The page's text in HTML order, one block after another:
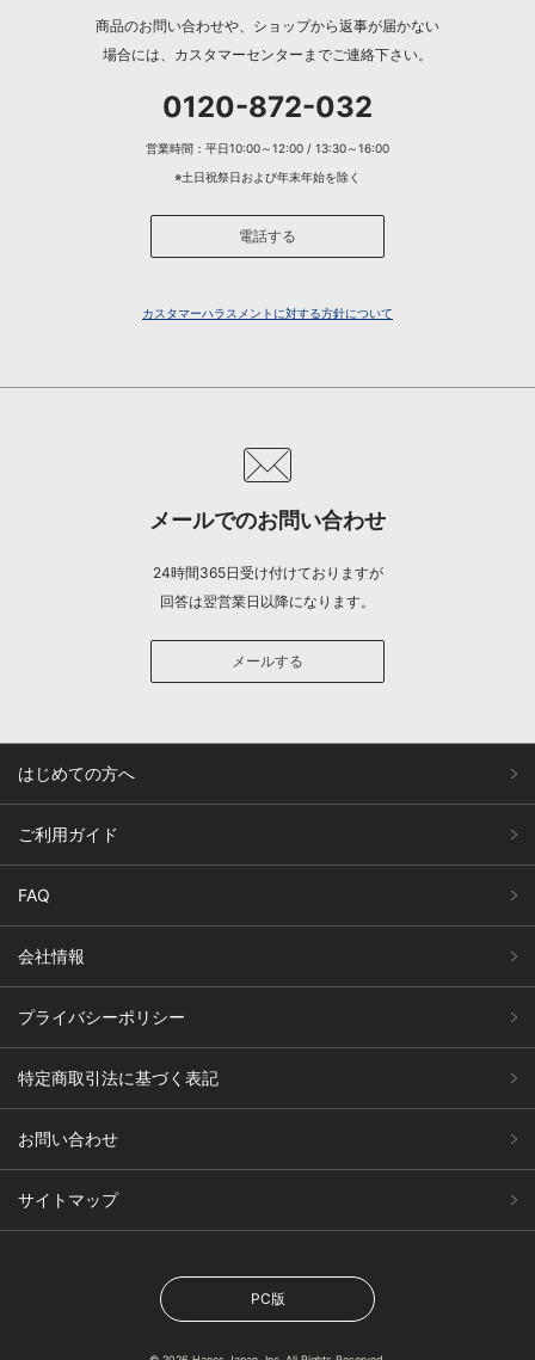
商品のお問い合わせや、ショップから返事が届かない
場合には、カスタマーセンターまでご連絡下さい。
0120-872-032
営業時間：平日10:00～12:00 / 13:30～16:00
※土日祝祭日および年末年始を除く
電話する
カスタマーハラスメントに対する方針について
メールでのお問い合わせ
24時間365日受け付けておりますが
回答は翌営業日以降になります。
メールする
はじめての方へ
ご利用ガイド
FAQ
会社情報
プライバシーポリシー
特定商取引法に基づく表記
お問い合わせ
サイトマップ
PC版